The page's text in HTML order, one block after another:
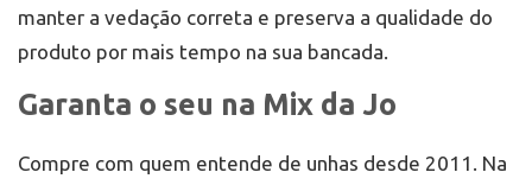
manter a vedação correta e preserva a qualidade do
produto por mais tempo na sua bancada.
Garanta o seu na Mix da Jo
Compre com quem entende de unhas desde 2011. Na